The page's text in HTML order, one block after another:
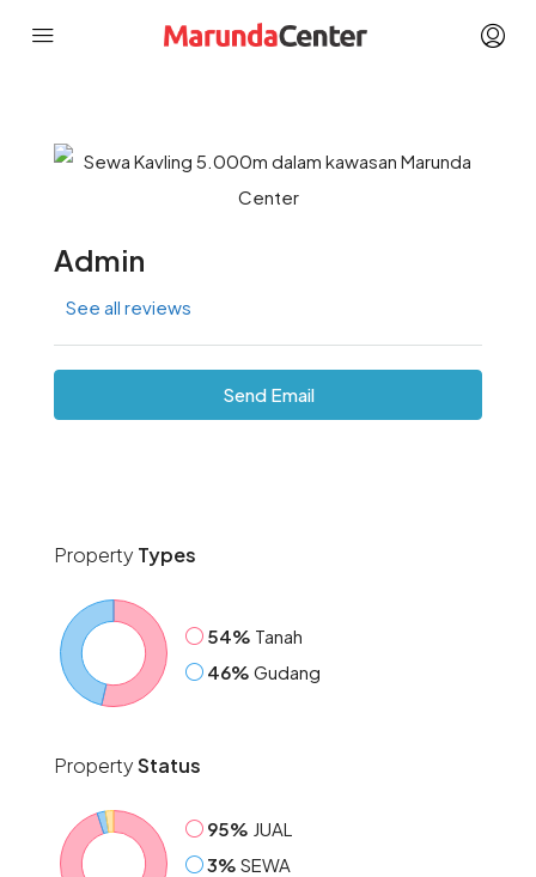
Admin
See all reviews
Send Email
Property Types
54% Tanah
46% Gudang
PropertyStatus
95% JUAL
3% SEWA